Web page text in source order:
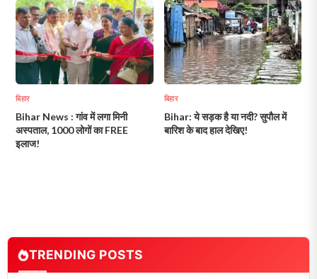
बिहार
Bihar News : गांव में लगा मिनी
अस्पताल, 1000 लोगों का FREE
इलाज!
बिहार
Bihar: ये सड़क है या नदी? सुपौल में
बारिश के बाद हाल देखिए!
TRENDING POSTS